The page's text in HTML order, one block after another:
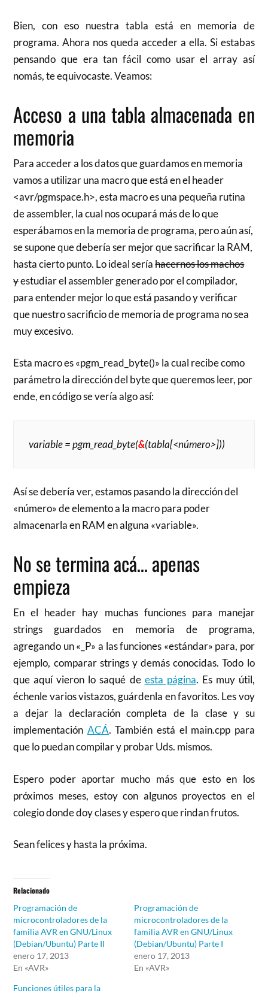
Bien, con eso nuestra tabla está en memoria de
programa. Ahora nos queda acceder a ella. Si estabas
pensando que era tan fácil como usar el array así
nomás, te equivocaste. Veamos:
Acceso a una tabla almacenada en
memoria
Para acceder a los datos que guardamos en memoria
vamos a utilizar una macro que está en el header
<avr/pgmspace.h>, esta macro es una pequeña rutina
de assembler, la cual nos ocupará más de lo que
esperábamos en la memoria de programa, pero aún así,
se supone que debería ser mejor que sacrificar la RAM,
hasta cierto punto. Lo ideal seríahacernos los machos
yestudiar el assembler generado por el compilador,
para entender mejor lo que está pasando y verificar
que nuestro sacrificio de memoria de programa no sea
muy excesivo.
Esta macro es «pgm_read_byte()» la cual recibe como
parámetro la dirección del byte que queremos leer, por
ende, en código se vería algo así:
variable = pgm_read_byte(&(tabla[<número>]))
Así se debería ver, estamos pasando la dirección del
«número» de elemento a la macro para poder
almacenarla en RAM en alguna «variable».
No se termina acá… apenas
empieza
En el header hay muchas funciones para manejar
strings guardados en memoria de programa,
agregando un «_P» a las funciones «estándar» para, por
ejemplo, comparar strings y demás conocidas. Todo lo
que aquí vieron lo saqué de esta página. Es muy útil,
échenle varios vistazos, guárdenla en favoritos. Les voy
a dejar la declaración completa de la clase y su
implementación ACÁ. También está el main.cpp para
que lo puedan compilar y probar Uds. mismos.
Espero poder aportar mucho más que esto en los
próximos meses, estoy con algunos proyectos en el
colegio donde doy clases y espero que rindan frutos.
Sean felices y hasta la próxima.
Relacionado
Programación de
microcontroladores de la
familia AVR en GNU/Linux
(Debian/Ubuntu) Parte II
enero 17, 2013
En «AVR»
Programación de
microcontroladores de la
familia AVR en GNU/Linux
(Debian/Ubuntu) Parte I
enero 17, 2013
En «AVR»
Funciones útiles para la